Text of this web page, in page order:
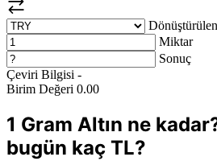
Dönüştürülen
Miktar
Sonuç
Çeviri Bilgisi -
Birim Değeri 0.00
1 Gram Altın ne
bugün kaç TL?